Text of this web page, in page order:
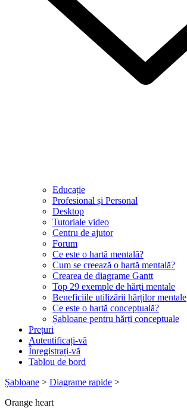
Educație
Profesional și Personal
Desktop
Tutoriale video
Centru de ajutor
Forum
Ce este o hartă mentală?
Cum se creează o hartă mentală?
Crearea de diagrame Gantt
Top 29 exemple de hărți mentale
Beneficiile utilizării hărților mentale
Ce este o hartă conceptuală?
Șabloane pentru hărți conceptuale
Prețuri
Autentificați-vă
Înregistrați-vă
Tablou de bord
Șabloane > Diagrame rapide >
Orange heart